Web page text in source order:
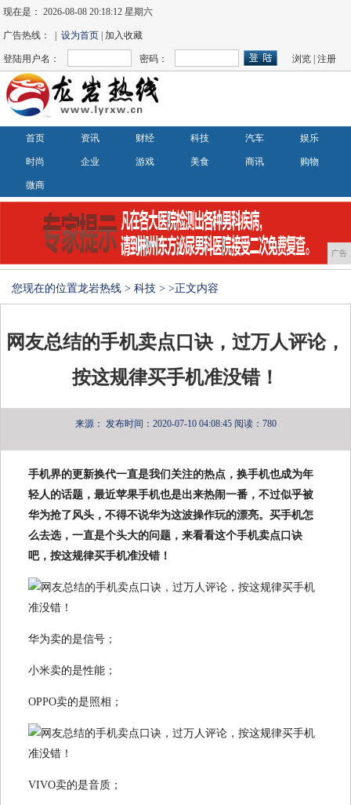
现在是：2026-08-08 20:18:12 星期六
广告热线： |设为首页 | 加入收藏
登陆用户名： 密码： 浏览 |注册
首页 资讯 财经 科技 汽车 娱乐
时尚 企业 游戏 美食 商讯 购物
微商
广告
您现在的位置龙岩热线 > 科技 > >正文内容
网友总结的手机卖点口诀，过万人评论，
按这规律买手机准没错！
来源： 发布时间：2020-07-10 04:08:45 阅读：780
手机界的更新换代一直是我们关注的热点，换手机也成为年
轻人的话题，最近苹果手机也是出来热闹一番，不过似乎被
华为抢了风头，不得不说华为这波操作玩的漂亮。买手机怎
么去选，一直是个头大的问题，来看看这个手机卖点口诀
吧，按这规律买手机准没错！
华为卖的是信号；
小米卖的是性能；
OPPO卖的是照相；
​VIVO卖的是音质；